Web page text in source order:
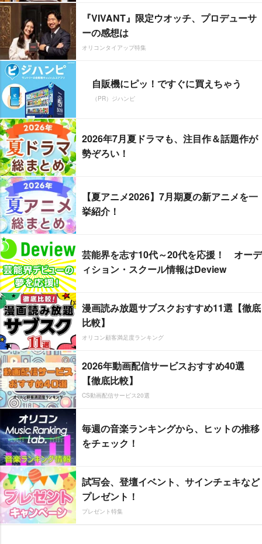
『VIVANT』限定ウオッチ、プロデューサ
ーの感想は
オリコンタイアップ特集
自販機にピッ！ですぐに買えちゃう
（PR）ジハンピ
2026年7月夏ドラマも、注目作＆話題作が
勢ぞろい！
【夏アニメ2026】7月期夏の新アニメを一
挙紹介！
芸能界を志す10代～20代を応援！ オーデ
ィション・スクール情報はDeview
漫画読み放題サブスクおすすめ11選【徹底
比較】
オリコン顧客満足度ランキング
2026年動画配信サービスおすすめ40選
【徹底比較】
CS動画配信サービス20選
毎週の音楽ランキングから、ヒットの推移
をチェック！
試写会、登壇イベント、サインチェキなど
プレゼント！
プレゼント特集